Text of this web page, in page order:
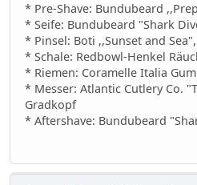
* Pre-Shave: Bundubeard
* Seife: Bundubeard "Shark
* Pinsel: Boti ,,Sunset and
* Schale: Redbowl-Henkel
* Riemen: Coramelle Italia
* Messer: Atlantic Cutlery Co.
Gradkopf
* Aftershave: Bundubeard